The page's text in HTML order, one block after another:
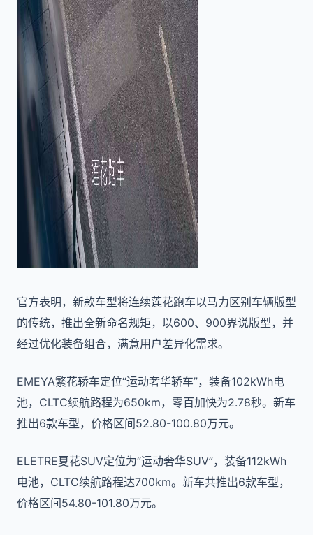
官方表明，新款车型将连续莲花跑车以马力区别车辆版型
的传统，推出全新命名规矩，以600、900界说版型，并
经过优化装备组合，满意用户差异化需求。
EMEYA繁花轿车定位“运动奢华轿车”，装备102kWh电
池，CLTC续航路程为650km，零百加快为2.78秒。新车
推出6款车型，价格区间52.80-100.80万元。
ELETRE夏花SUV定位为“运动奢华SUV”，装备112kWh
电池，CLTC续航路程达700km。新车共推出6款车型，
价格区间54.80-101.80万元。